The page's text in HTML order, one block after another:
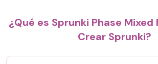
¿Qué es Sprunki Phase
Crear Sprunki?